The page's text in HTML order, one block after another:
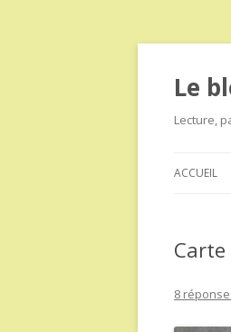
Le
Lecture,
ACCUEIL
8